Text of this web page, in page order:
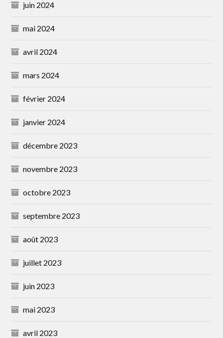
juin 2024
mai 2024
avril 2024
mars 2024
février 2024
janvier 2024
décembre 2023
novembre 2023
octobre 2023
septembre 2023
août 2023
juillet 2023
juin 2023
mai 2023
avril 2023